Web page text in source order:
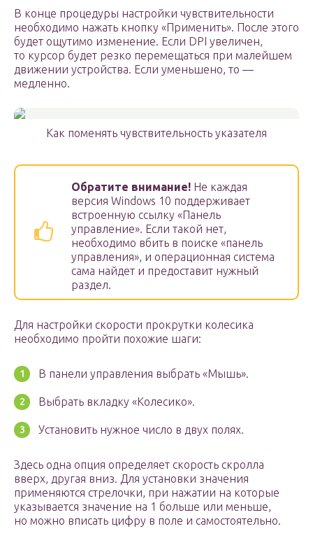
В конце процедуры настройки чувствительности
необходимо нажать кнопку «Применить». После этого
будет ощутимо изменение. Если DPI увеличен,
то курсор будет резко перемещаться при малейшем
движении устройства. Если уменьшено, то —
медленно.
Как поменять чувствительность указателя
Обратите внимание! Не каждая
версия Windows 10 поддерживает
встроенную ссылку «Панель
управление». Если такой нет,
необходимо вбить в поиске «панель
управления», и операционная система
сама найдет и предоставит нужный
раздел.
Для настройки скорости прокрутки колесика
необходимо пройти похожие шаги:
В панели управления выбрать «Мышь».
Выбрать вкладку «Колесико».
Установить нужное число в двух полях.
Здесь одна опция определяет скорость скролла
вверх, другая вниз. Для установки значения
применяются стрелочки, при нажатии на которые
указывается значение на 1 больше или меньше,
но можно вписать цифру в поле и самостоятельно.